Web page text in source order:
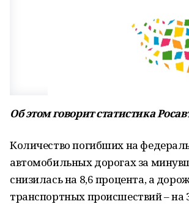
Об этом говорит статистика
Количество погибших на
автомобильных дорогах за
снизилась на 8,6 процента, а
транспортных происшествий – на